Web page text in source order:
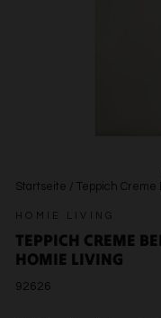
Startseite / Teppich
HOMIE LIVING
TEPPICH CREME
HOMIE LIVING
92626